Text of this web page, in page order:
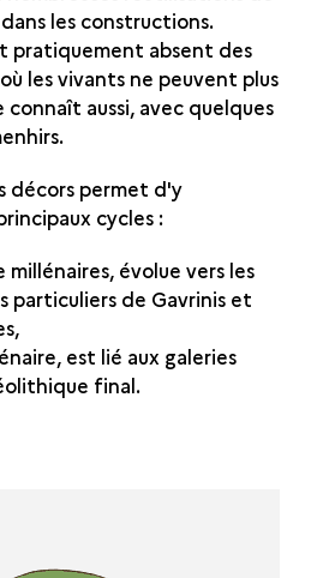
les constructions.
pratiquement absent des
les vivants ne peuvent plus
connaît aussi, avec quelques
décors permet d'y
cycles :
millénaires, évolue vers les
particuliers de Gavrinis et
est lié aux galeries
final.